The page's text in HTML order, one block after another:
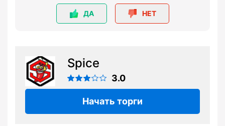
ДА НЕТ
Spice
3.0
Начать торги